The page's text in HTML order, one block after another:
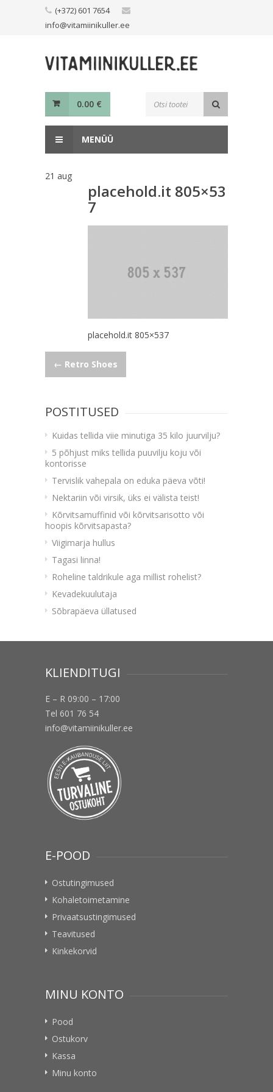
(+372) 601 7654
info@vitamiinikuller.ee
0.00 €
MENÜÜ
21 aug
placehold.it 805×53
7
placehold.it 805×537
Navigeerimine
← Retro Shoes
POSTITUSED
Kuidas tellida viie minutiga 35 kilo juurvilju?
5 põhjust miks tellida puuvilju koju või
kontorisse
Tervislik vahepala on eduka päeva võti!
Nektariin või virsik, üks ei välista teist!
Kõrvitsamuffinid või kõrvitsarisotto või
hoopis kõrvitsapasta?
Viigimarja hullus
Tagasi linna!
Roheline taldrikule aga millist rohelist?
Kevadekuulutaja
Sõbrapäeva üllatused
KLIENDITUGI
E – R 09:00 – 17:00
Tel 601 76 54
info@vitamiinikuller.ee
E-POOD
Ostutingimused
Kohaletoimetamine
Privaatsustingimused
Teavitused
Kinkekorvid
MINU KONTO
Pood
Ostukorv
Kassa
Minu konto